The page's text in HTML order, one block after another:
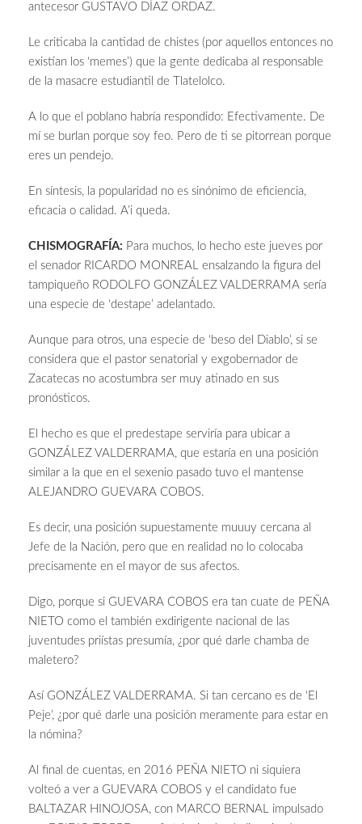
antecesor GUSTAVO DÍAZ ORDAZ.
Le criticaba la cantidad de chistes (por aquellos entonces no
existían los ‘memes’) que la gente dedicaba al responsable
de la masacre estudiantil de Tlatelolco.
A lo que el poblano habría respondido: Efectivamente. De
mí se burlan porque soy feo. Pero de ti se pitorrean porque
eres un pendejo.
En síntesis, la popularidad no es sinónimo de eficiencia,
eficacia o calidad. A’i queda.
CHISMOGRAFÍA: Para muchos, lo hecho este jueves por
el senador RICARDO MONREAL ensalzando la figura del
tampiqueño RODOLFO GONZÁLEZ VALDERRAMA sería
una especie de ‘destape’ adelantado.
Aunque para otros, una especie de ‘beso del Diablo’, si se
considera que el pastor senatorial y exgobernador de
Zacatecas no acostumbra ser muy atinado en sus
pronósticos.
El hecho es que el predestape serviría para ubicar a
GONZÁLEZ VALDERRAMA, que estaría en una posición
similar a la que en el sexenio pasado tuvo el mantense
ALEJANDRO GUEVARA COBOS.
Es decir, una posición supuestamente muuuy cercana al
Jefe de la Nación, pero que en realidad no lo colocaba
precisamente en el mayor de sus afectos.
Digo, porque si GUEVARA COBOS era tan cuate de PEÑA
NIETO como el también exdirigente nacional de las
juventudes priístas presumía, ¿por qué darle chamba de
maletero?
Así GONZÁLEZ VALDERRAMA. Si tan cercano es de ‘El
Peje’, ¿por qué darle una posición meramente para estar en
la nómina?
Al final de cuentas, en 2016 PEÑA NIETO ni siquiera
volteó a ver a GUEVARA COBOS y el candidato fue
BALTAZAR HINOJOSA, con MARCO BERNAL impulsado